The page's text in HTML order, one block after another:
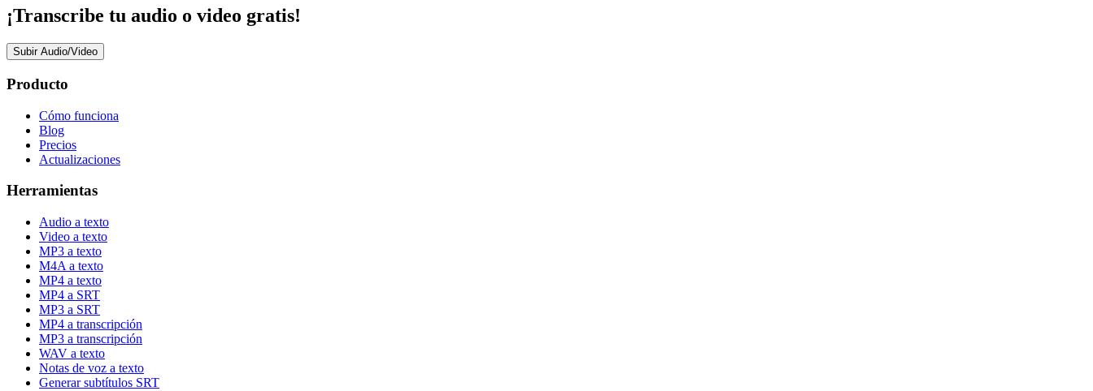
¡Transcribe tu audio o video gratis!
Subir Audio/Video
Producto
Cómo funciona
Blog
Precios
Actualizaciones
Herramientas
Audio a texto
Video a texto
MP3 a texto
M4A a texto
MP4 a texto
MP4 a SRT
MP3 a SRT
MP4 a transcripción
MP3 a transcripción
WAV a texto
Notas de voz a texto
Generar subtítulos SRT